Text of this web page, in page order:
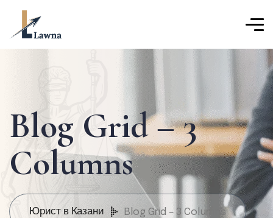
Blog Grid – 3
Columns
Юрист в Казани Blog Grid – 3 Columns